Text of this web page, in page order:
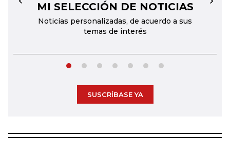
MI SELECCIÓN DE NOTICIAS
Noticias personalizadas, de acuerdo a sus
temas de interés
← →
SUSCRÍBASE YA